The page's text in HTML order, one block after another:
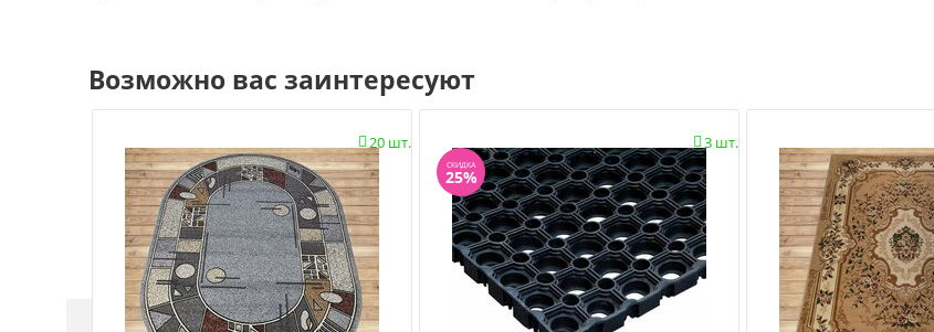
Возможно вас заинтересуют
20 шт.
 3 шт.

СКИДКА
25%